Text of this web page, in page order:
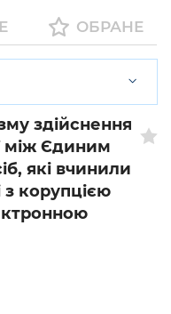
ОБРАНЕ
здійснення
між Єдиним
які вчинили
з корупцією